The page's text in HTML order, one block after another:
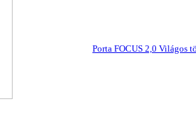
Porta FOCUS 2,0 Világos